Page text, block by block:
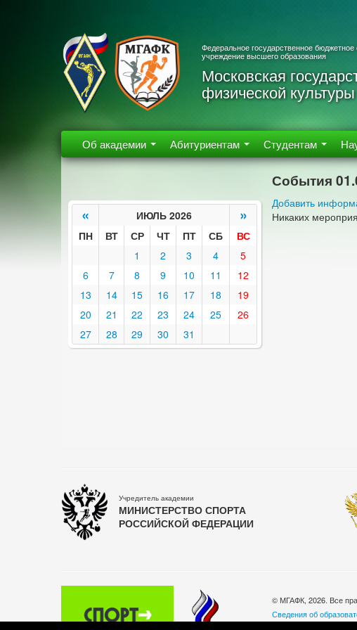
Федеральное государственное бюджетное
учреждение высшего образования
Московская
физической культуры
Об академии Абитуриентам Студентам
« ИЮЛЬ 2026 »
ПН ВТ СР ЧТ ПТ СБ
ВС
1
2 3 4
5
6
7 8 9 10 11
12
13
14 15 16 17 18
19
20
21 22 23 24 25
26
27
28 29 30 31
События
Добавить
Никаких
Учредитель академии
МИНИСТЕРСТВО СПОРТА
РОССИЙСКОЙ ФЕДЕРАЦИИ
© МГАФК, 2026. Все
Сведения об